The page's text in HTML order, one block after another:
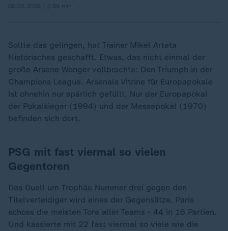
Sollte das gelingen, hat Trainer Mikel Arteta
Historisches geschafft. Etwas, das nicht einmal der
große Arsene Wenger vollbrachte: Den Triumph in der
Champions League. Arsenals Vitrine für Europapokale
ist ohnehin nur spärlich gefüllt. Nur der Europapokal
der Pokalsieger (1994) und der Messepokal (1970)
befinden sich dort.
PSG mit fast viermal so vielen
Gegentoren
Das Duell um Trophäe Nummer drei gegen den
Titelverteidiger wird eines der Gegensätze. Paris
schoss die meisten Tore aller Teams - 44 in 16 Partien.
Und kassierte mit 22 fast viermal so viele wie die